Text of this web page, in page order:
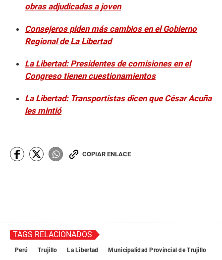
obras adjudicadas a joven
Consejeros piden más cambios en el Gobierno
Regional de La Libertad
La Libertad: Presidentes de comisiones en el
Congreso tienen cuestionamientos
La Libertad: Transportistas dicen que César Acuña
les mintió
COPIAR ENLACE
TAGS RELACIONADOS
Perú Trujillo La Libertad
Municipalidad Provincial de Trujillo